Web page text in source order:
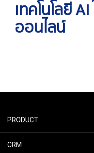
เทคโนโลยี
ออนไลน์
PRODUCT
CRM